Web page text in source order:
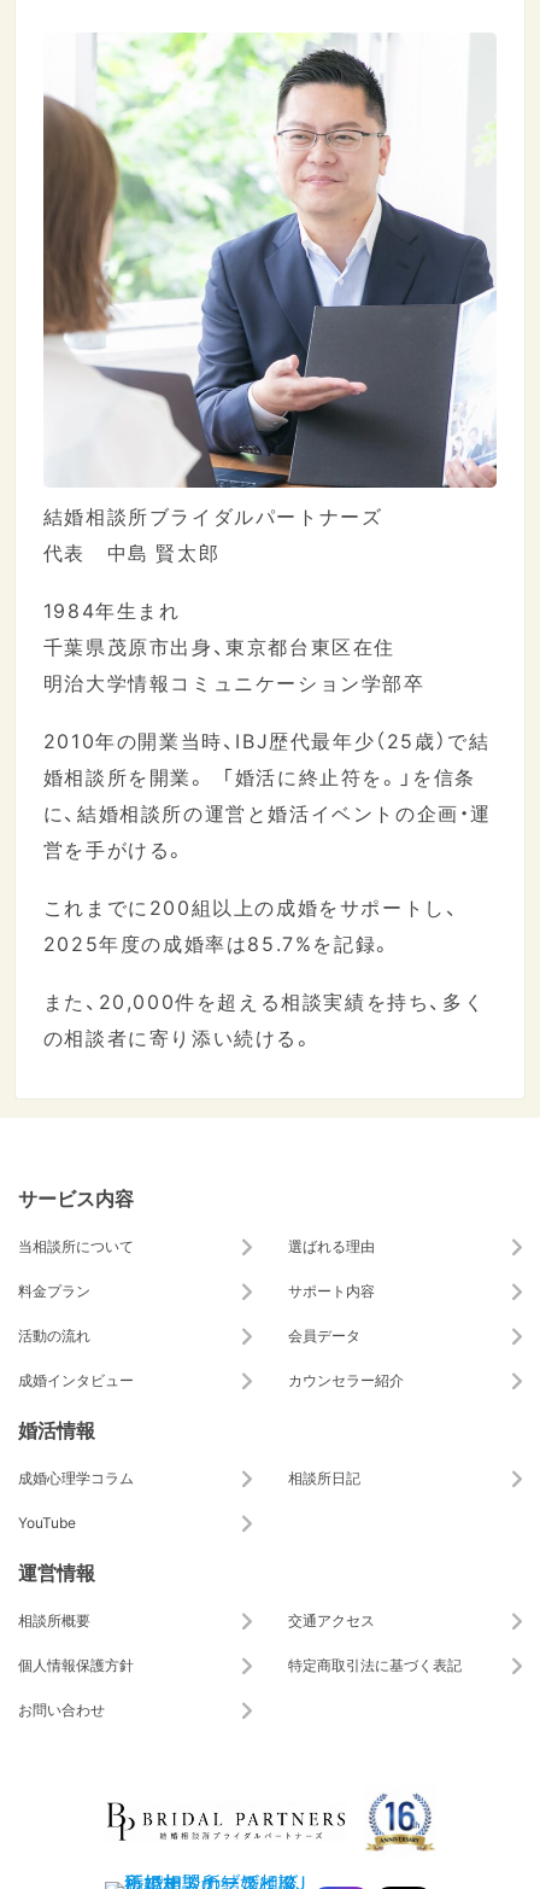
結婚相談所ブライダルパートナーズ
代表 中島 賢太郎
1984年生まれ
千葉県茂原市出身、東京都台東区在住
明治大学情報コミュニケーション学部卒
2010年の開業当時、IBJ歴代最年少（25歳）で結
婚相談所を開業。 「婚活に終止符を。」を信条
に、結婚相談所の運営と婚活イベントの企画・運
営を手がける。
これまでに200組以上の成婚をサポートし、
2025年度の成婚率は85.7%を記録。
また、20,000件を超える相談実績を持ち、多く
の相談者に寄り添い続ける。
サービス内容
当相談所について 選ばれる理由
料金プラン サポート内容
活動の流れ 会員データ
成婚インタビュー カウンセラー紹介
婚活情報
成婚心理学コラム 相談所日記
YouTube
運営情報
相談所概要 交通アクセス
個人情報保護方針 特定商取引法に基づく表記
お問い合わせ